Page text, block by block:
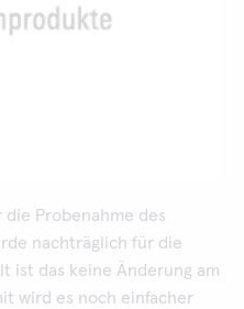
Probenahme des
nachträglich für die
ist das keine Änderung am
wird es noch einfacher